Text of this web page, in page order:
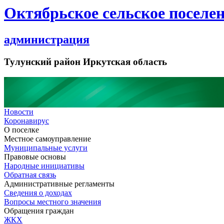
Октябрьское сельское
администрация
Тулунский район Иркутская область
Новости
Коронавирус
О поселке
Местное самоуправление
Муниципальные услуги
Правовые основы
Народные инициативы
Обратная связь
Административные регламенты
Сведения о доходах
Вопросы местного значения
Обращения граждан
ЖКХ